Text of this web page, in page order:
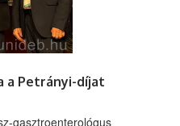
a Petrányi-díjat
gasztroenterológus